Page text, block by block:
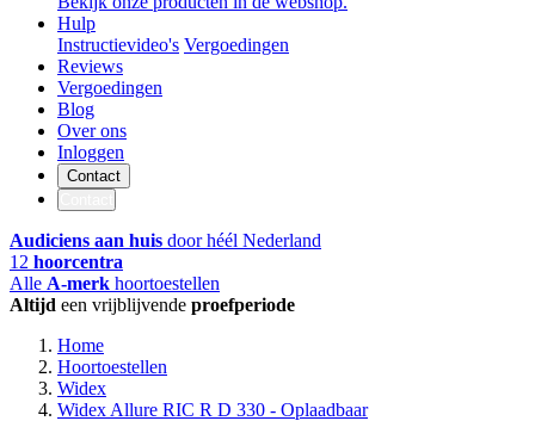
Hulp
Instructievideo's Vergoedingen
Reviews
Vergoedingen
Blog
Over ons
Inloggen
Contact
Audiciens aan huis door héél Nederland
12 hoorcentra
Alle A-merk hoortoestellen
Altijd een vrijblijvende proefperiode
Home
Hoortoestellen
Widex
Widex Allure RIC R D 330 - Oplaadbaar